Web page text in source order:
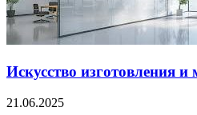
Искусство изготовления и
21.06.2025